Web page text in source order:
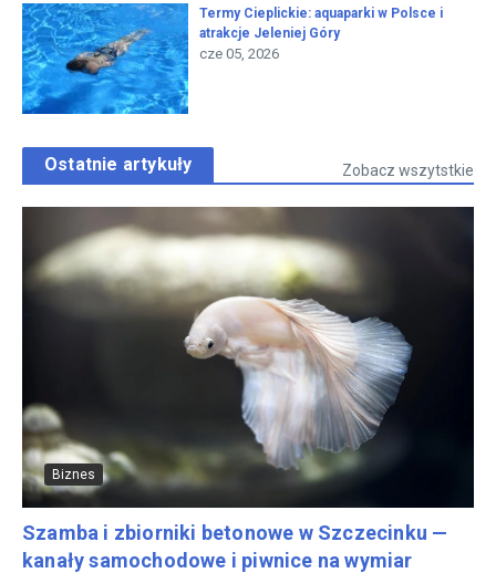
Termy Cieplickie: aquaparki w Polsce i
atrakcje Jeleniej Góry
cze 05, 2026
Ostatnie artykuły Zobacz wszytstkie
Biznes
Szamba i zbiorniki betonowe w Szczecinku —
kanały samochodowe i piwnice na wymiar